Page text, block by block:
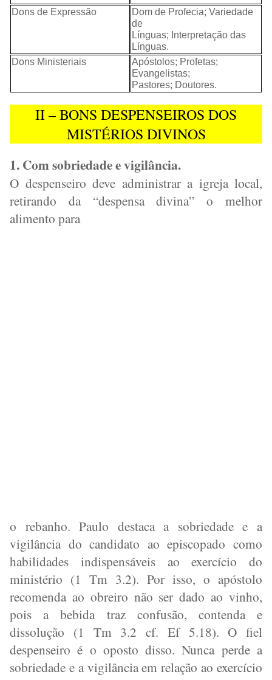
Dons de Expressão
Dom de Profecia; Variedade
de
Línguas; Interpretação das
Línguas.
Dons Ministeriais
Apóstolos; Profetas;
Evangelistas;
Pastores; Doutores.
II – BONS DESPENSEIROS DOS
MISTÉRIOS DIVINOS
1. Com sobriedade e vigilância.
O despenseiro deve administrar a igreja local,
retirando da “despensa divina” o melhor
alimento para
o rebanho. Paulo destaca a sobriedade e a
vigilância do candidato ao episcopado como
habilidades indispensáveis ao exercício do
ministério (1 Tm 3.2). Por isso, o apóstolo
recomenda ao obreiro não ser dado ao vinho,
pois a bebida traz confusão, contenda e
dissolução (1 Tm 3.2 cf. Ef 5.18). O fiel
despenseiro é o oposto disso. Nunca perde a
sobriedade e a vigilância em relação ao exercício